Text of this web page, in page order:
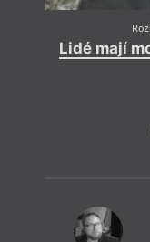
Lidé mají